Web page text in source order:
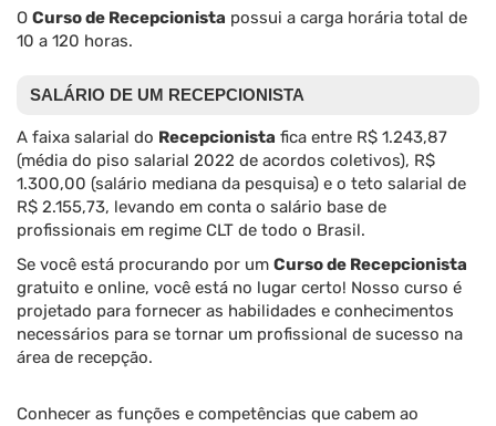
O Curso de Recepcionista possui a carga horária total de
10 a 120 horas.
SALÁRIO DE UM RECEPCIONISTA
A faixa salarial do Recepcionista fica entre R$ 1.243,87
(média do piso salarial 2022 de acordos coletivos), R$
1.300,00 (salário mediana da pesquisa) e o teto salarial de
R$ 2.155,73, levando em conta o salário base de
profissionais em regime CLT de todo o Brasil.
Se você está procurando por um Curso de Recepcionista
gratuito e online, você está no lugar certo! Nosso curso é
projetado para fornecer as habilidades e conhecimentos
necessários para se tornar um profissional de sucesso na
área de recepção.
Conhecer as funções e competências que cabem ao